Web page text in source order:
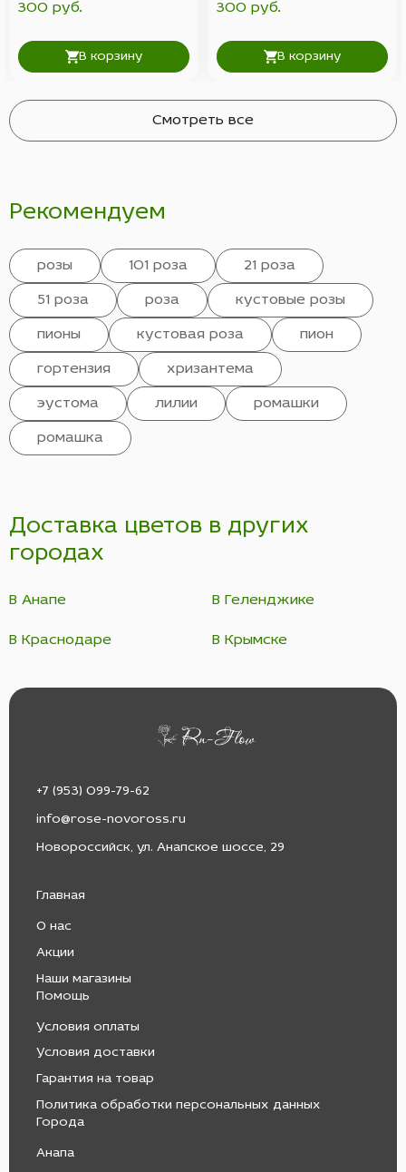
300 руб.
В корзину
300 руб.
В корзину
Смотреть все
Рекомендуем
розы 101 роза 21 роза
51 роза роза кустовые розы
пионы кустовая роза пион
гортензия хризантема
эустома лилии ромашки
ромашка
Доставка цветов в других
городах
В Анапе В Геленджике
В Краснодаре В Крымске
+7 (953) 099-79-62
info@rose-novoross.ru
Новороссийск, ул. Анапское шоссе, 29
Главная
О нас
Акции
Наши магазины
Помощь
Условия оплаты
Условия доставки
Гарантия на товар
Политика обработки персональных данных
Города
Анапа